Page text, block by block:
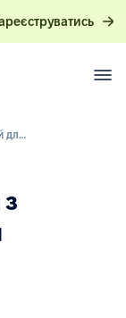
Топ кращих порад та стратегій для роботи з різними поколіннями